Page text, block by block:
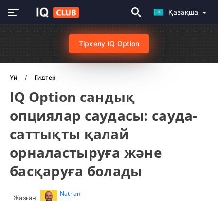
Қазақша
Тіркелу IQ Option
Үй Гидтер
IQ Option сандық
опциялар саудасы: сауда-
саттықты қалай
орналастыруға және
басқаруға болады
Жазған
Nathan